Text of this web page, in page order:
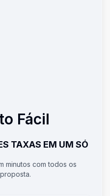
Fácil
TAXAS EM UM SÓ
minutos com todos os